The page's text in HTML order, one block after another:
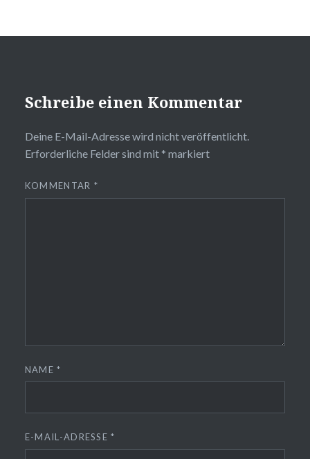
Schreibe einen Kommentar
Deine E-Mail-Adresse wird nicht veröffentlicht.
Erforderliche Felder sind mit * markiert
KOMMENTAR *
NAME*
E-MAIL-ADRESSE*